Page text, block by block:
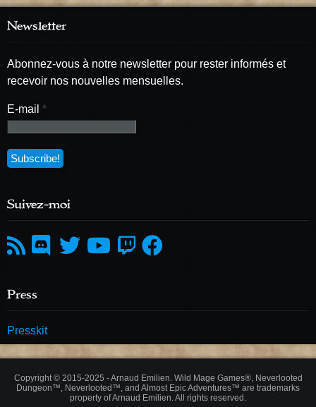
Newsletter
Abonnez-vous à notre newsletter pour rester informés et
recevoir nos nouvelles mensuelles.
E-mail *
Suivez-moi
Press
Presskit
Copyright © 2015-2025 - Arnaud Emilien. Wild Mage Games®, Neverlooted
Dungeon™, Neverlooted™, and Almost Epic Adventures™ are trademarks
property of Arnaud Emilien. All rights reserved.